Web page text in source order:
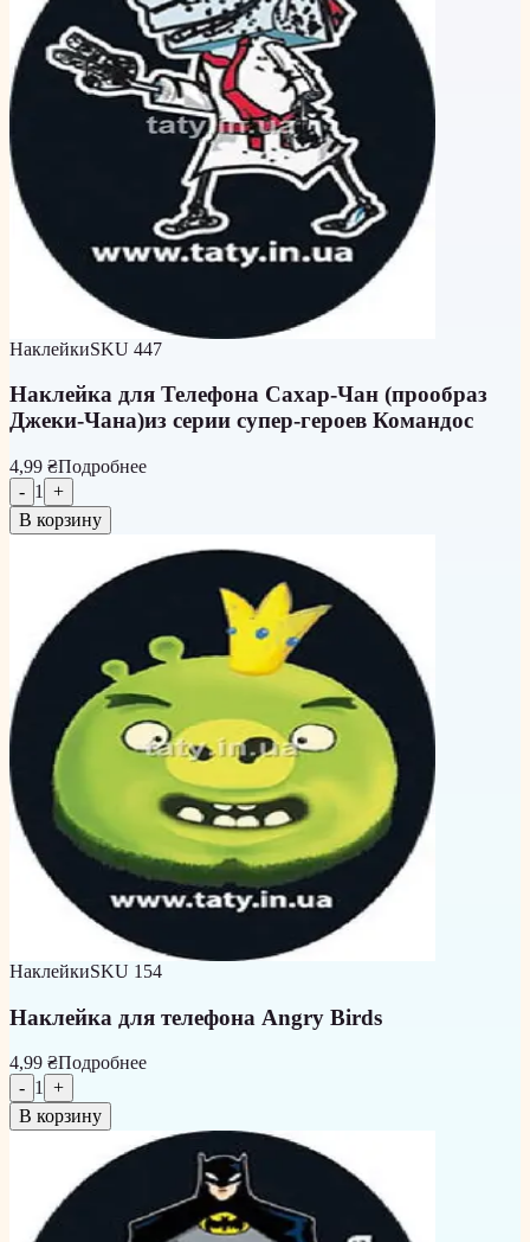
НаклейкиSKU 447
Наклейка для Телефона Сахар-Чан (прообраз
Джеки-Чана)из серии супер-героев Командос
4,99 ₴Подробнее
- 1
+
В корзину
НаклейкиSKU 154
Наклейка для телефона Angry Birds
4,99 ₴Подробнее
- 1
+
В корзину